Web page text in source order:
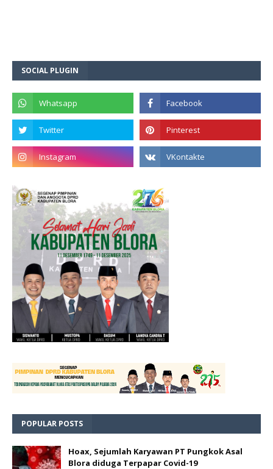
SOCIAL PLUGIN
POPULAR POSTS
Hoax, Sejumlah Karyawan PT Pungkok Asal
Blora diduga Terpapar Covid-19